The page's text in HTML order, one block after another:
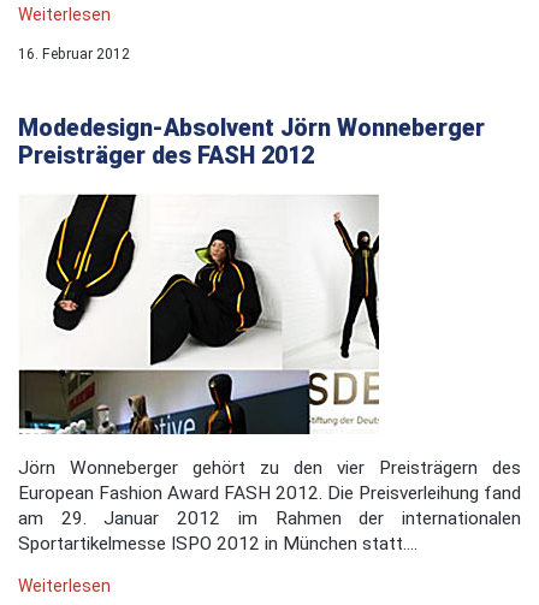
Weiterlesen
16. Februar 2012
Modedesign-Absolvent Jörn Wonneberger
Preisträger des FASH 2012
Jörn Wonneberger gehört zu den vier Preisträgern des
European Fashion Award FASH 2012. Die Preisverleihung fand
am 29. Januar 2012 im Rahmen der internationalen
Sportartikelmesse ISPO 2012 in München statt....
Weiterlesen